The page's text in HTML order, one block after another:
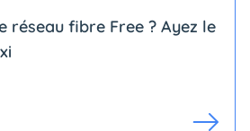
réseau fibre Free ? Ayez le